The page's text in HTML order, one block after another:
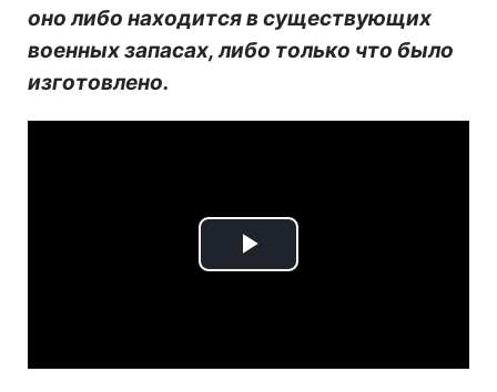
оно либо находится в существующих
военных запасах, либо только что было
изготовлено.
Play